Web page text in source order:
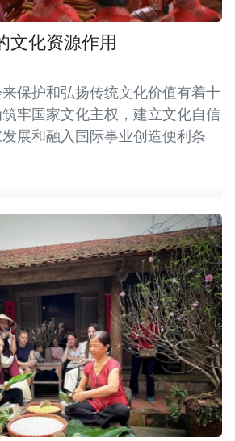
文化资源作用
保护和弘扬传统文化价值有着十
牢国家文化主权，建立文化自信
展和融入国际事业创造便利条